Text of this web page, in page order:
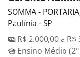
SOMMA -
Paulínia - SP
R$ 2.000,00 a R$
Ensino Médio